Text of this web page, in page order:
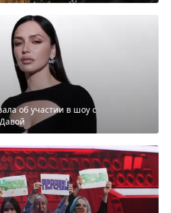
об участии в шоу с